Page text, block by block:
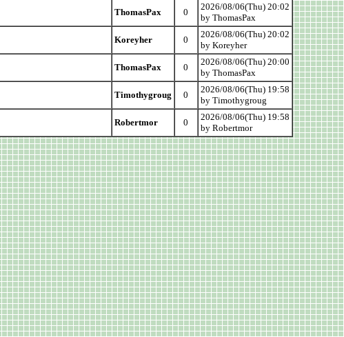
ThomasPax 0
2026/08/06(Thu) 20:02
by ThomasPax
Koreyher 0
2026/08/06(Thu) 20:02
by Koreyher
ThomasPax 0
2026/08/06(Thu) 20:00
by ThomasPax
Timothygroug 0
2026/08/06(Thu) 19:58
by Timothygroug
Robertmor 0
2026/08/06(Thu) 19:58
by Robertmor